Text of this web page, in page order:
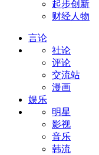
起步创新
财经人物
言论
社论
评论
交流站
漫画
娱乐
明星
影视
音乐
韩流